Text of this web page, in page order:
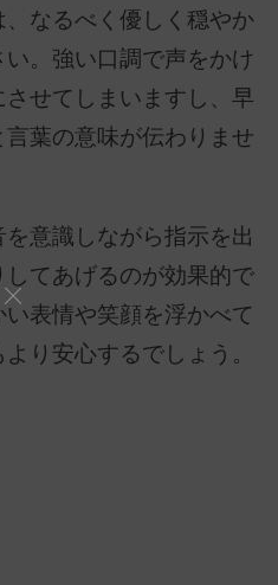
なるべく優しく穏やか
。強い口調で声をかけ
せてしまいますし、早
葉の意味が伝わりませ
意識しながら指示を出
てあげるのが効果的で
表情や笑顔を浮かべて
り安心するでしょう。